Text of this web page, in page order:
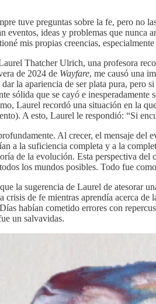
tuve preguntas sobre la fe, pero no
eventos, ideas y problemas que nunca
mis propias creencias,
Thatcher Ulrich, una profesora
de 2024 de Wayfare, me causó una
la apariencia de ser plata pura, pero
sólida que se cayó e
Laurel recordó una situación en la
A esto, Laurel le respondió: “Si
Al crecer, el mensaje del
a la suficiencia completa y a la
de la evolución. Esta perspectiva
los mundos posibles. Todo fue
la sugerencia de Laurel de atesorar
crisis de fe mientras aprendía acerca
habían cometido errores con
un salvavidas.